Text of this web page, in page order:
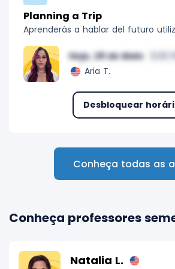
Planning a Trip
Aprenderás a hablar del futuro
Hoje, 29 de Maio 5:00
Aria T.
Desbloquear
Conheça todas as
Conheça professores
Natalia L.